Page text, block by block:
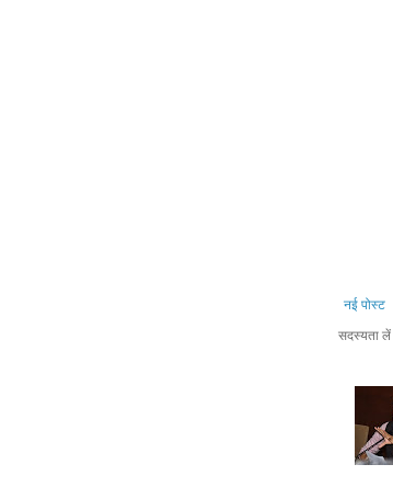
नई पोस्ट
सदस्यता लें